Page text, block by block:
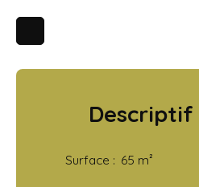
Descriptif
Surface : 65 m²